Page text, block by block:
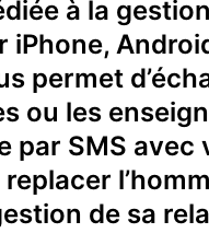
à la
iPhone,
permet
ou les
par SMS avec
de sa